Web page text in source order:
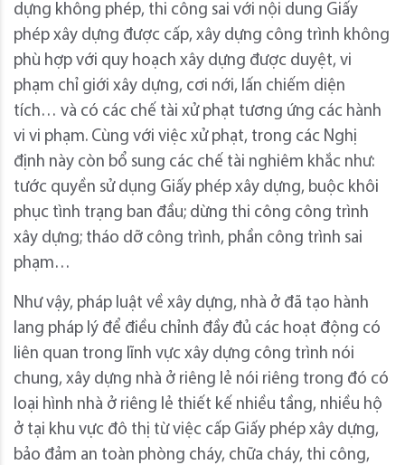
dựng không phép, thi công sai với nội dung Giấy
phép xây dựng được cấp, xây dựng công trình không
phù hợp với quy hoạch xây dựng được duyệt, vi
phạm chỉ giới xây dựng, cơi nới, lấn chiếm diện
tích… và có các chế tài xử phạt tương ứng các hành
vi vi phạm. Cùng với việc xử phạt, trong các Nghị
định này còn bổ sung các chế tài nghiêm khắc như:
tước quyền sử dụng Giấy phép xây dựng, buộc khôi
phục tình trạng ban đầu; dừng thi công công trình
xây dựng; tháo dỡ công trình, phần công trình sai
phạm…
Như vậy, pháp luật về xây dựng, nhà ở đã tạo hành
lang pháp lý để điều chỉnh đầy đủ các hoạt động có
liên quan trong lĩnh vực xây dựng công trình nói
chung, xây dựng nhà ở riêng lẻ nói riêng trong đó có
loại hình nhà ở riêng lẻ thiết kế nhiều tầng, nhiều hộ
ở tại khu vực đô thị từ việc cấp Giấy phép xây dựng,
bảo đảm an toàn phòng cháy, chữa cháy, thi công,